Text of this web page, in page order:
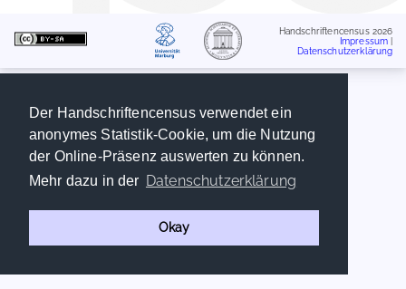
Der Handschriftencensus verwendet ein
anonymes Statistik-Cookie, um die Nutzung
der Online-Präsenz auswerten zu können.
Mehr dazu in der Datenschutzerklärung
Okay
Handschriftencensus 2026
Impressum
Datenschutzerklärung